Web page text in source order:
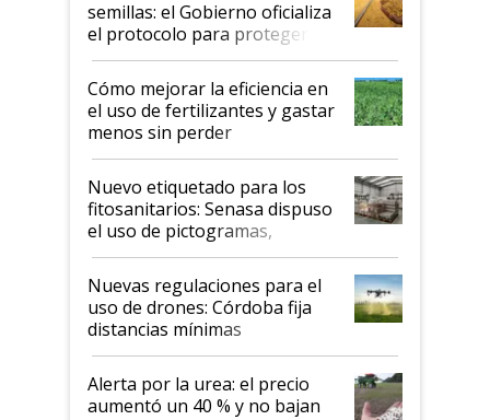
semillas: el Gobierno oficializa
el protocolo para proteger la
propiedad intelectual
Cómo mejorar la eficiencia en
el uso de fertilizantes y gastar
menos sin perder
productividad en la campaña
fina
Nuevo etiquetado para los
fitosanitarios: Senasa dispuso
el uso de pictogramas,
palabras de advertencia e
indicaciones
Nuevas regulaciones para el
uso de drones: Córdoba fija
distancias mínimas
Alerta por la urea: el precio
aumentó un 40 % y no bajan